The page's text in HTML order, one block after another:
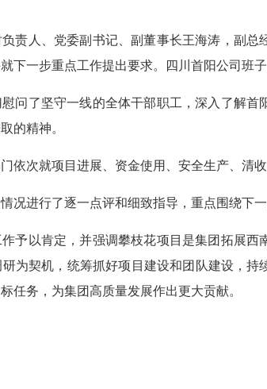
责人、党委副书记、副董事长王海涛，副总
下一步重点工作提出要求。四川首阳公司班子
问了坚守一线的全体干部职工，深入了解
的精神。
依次就项目进展、资金使用、安全生产、清
况进行了逐一点评和细致指导，重点围绕下
予以肯定，并强调攀枝花项目是集团拓展
为契机，统筹抓好项目建设和团队建设，
任务，为集团高质量发展作出更大贡献。